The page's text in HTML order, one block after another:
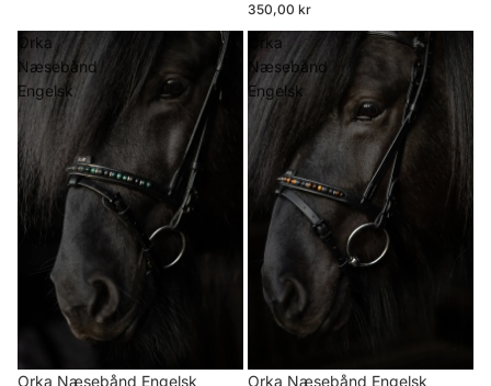
350,00 kr
Orka
Næsebånd
Engelsk
Orka Næsebånd Engelsk
Orka
Næsebånd
Engelsk
Orka Næsebånd Engelsk